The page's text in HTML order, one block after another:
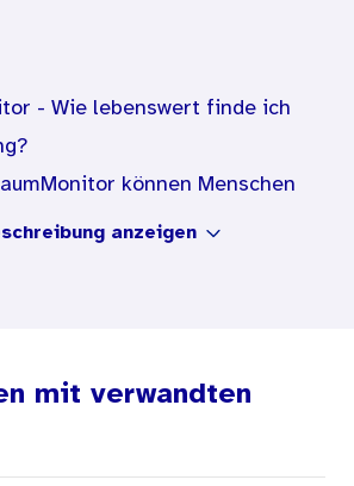
- Wie lebenswert finde ich
können Menschen
bewerten. Das Instrument
Veränderungsprozess
anzeigen
mit verwandten